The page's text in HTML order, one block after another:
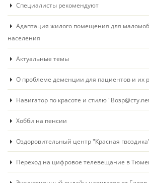
Специалисты рекомендуют
Адаптация жилого помещения для
населения
Актуальные темы
О проблеме деменции для пациентов и их
Навигатор по красоте и стилю
Хобби на пенсии
Оздоровительный центр "Красная
Переход на цифровое телевещание в